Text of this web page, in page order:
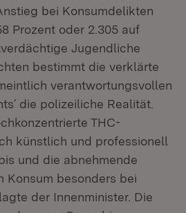
bei Konsumdelikten
Prozent oder 2.305 auf
Jugendliche
bestimmt die verklärte
verantwortungsvollen
die polizeiliche Realität.
THC-
künstlich und professionell
und die abnehmende
Konsum besonders bei
der Innenminister. Die